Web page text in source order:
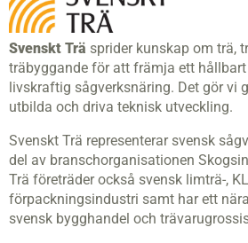
Svenskt Trä sprider kunskap om trä,
träbyggande för att främja ett
livskraftig sågverksnäring. Det gör vi
utbilda och driva teknisk utveckling.
Svenskt Trä representerar svensk
del av branschorganisationen
Trä företräder också svensk limträ-,
förpackningsindustri samt har ett
svensk bygghandel och